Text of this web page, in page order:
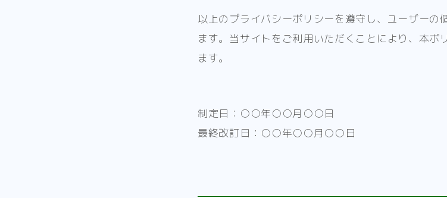
以上のプライバシーポリシーを遵守し、ユーザーの
ます。当サイトをご利用いただくことにより、本ポ
ます。
制定日：○○年○○月○○日
最終改訂日：○○年○○月○○日